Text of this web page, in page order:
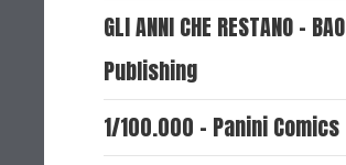
GLI ANNI CHE RESTANO - BAO
Publishing
1/100.000 - Panini Comics